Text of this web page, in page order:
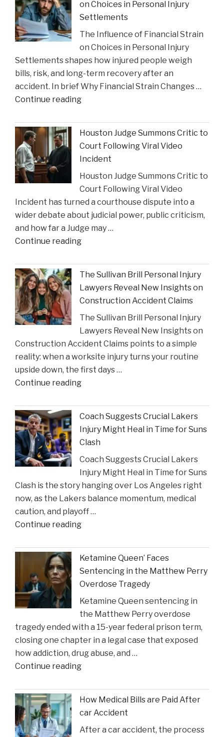
Celebrates
Charlie
Gustin’s
Recognition
as
a
2026
Texas
on Choices in Personal Injury
Settlements
The Influence of Financial Strain
on Choices in Personal Injury
Settlements shapes how injured people weigh
bills, risk, and long-term recovery after an
accident. In brief Why Financial Strain Changes …
Continue reading"The
of
Financial
Strain
on
Choices
in
Personal
Injury
Settlements"
Houston Judge Summons Critic to
Court Following Viral Video
Incident
Houston Judge Summons Critic to
Court Following Viral Video
Incident has turned a courthouse dispute into a
wider debate about judicial power, public criticism,
and how far a Judge may …
Continue reading"Houston
Summons
Critic
to
Court
Following
Viral
Video
Incident"
The Sullivan Brill Personal Injury
Lawyers Reveal New Insights on
Construction Accident Claims
The Sullivan Brill Personal Injury
Lawyers Reveal New Insights on
Construction Accident Claims points to a simple
reality: when a worksite injury turns your routine
upside down, the first days …
Continue reading"The
Brill
Personal
Injury
Lawyers
Reveal
New
Insights
on
Construction
Accident
Coach Suggests Crucial Lakers
Injury Might Heal in Time for Suns
Clash
Coach Suggests Crucial Lakers
Injury Might Heal in Time for Suns
Clash is the story hanging over Los Angeles right
now, as the Lakers balance momentum, medical
caution, and playoff …
Continue reading"Coach
Crucial
Lakers
Injury
Might
Heal
in
Time
for
Suns
Clash"
Ketamine Queen’ Faces
Sentencing in the Matthew Perry
Overdose Tragedy
Ketamine Queen sentencing in
the Matthew Perry overdose
tragedy ended with a 15-year federal prison term,
closing one chapter in a legal case that exposed
how addiction, drug abuse, and …
Continue reading"Ketamine
Faces
Sentencing
in
the
How Medical Bills are Paid After
car Accident
After a car accident, the process